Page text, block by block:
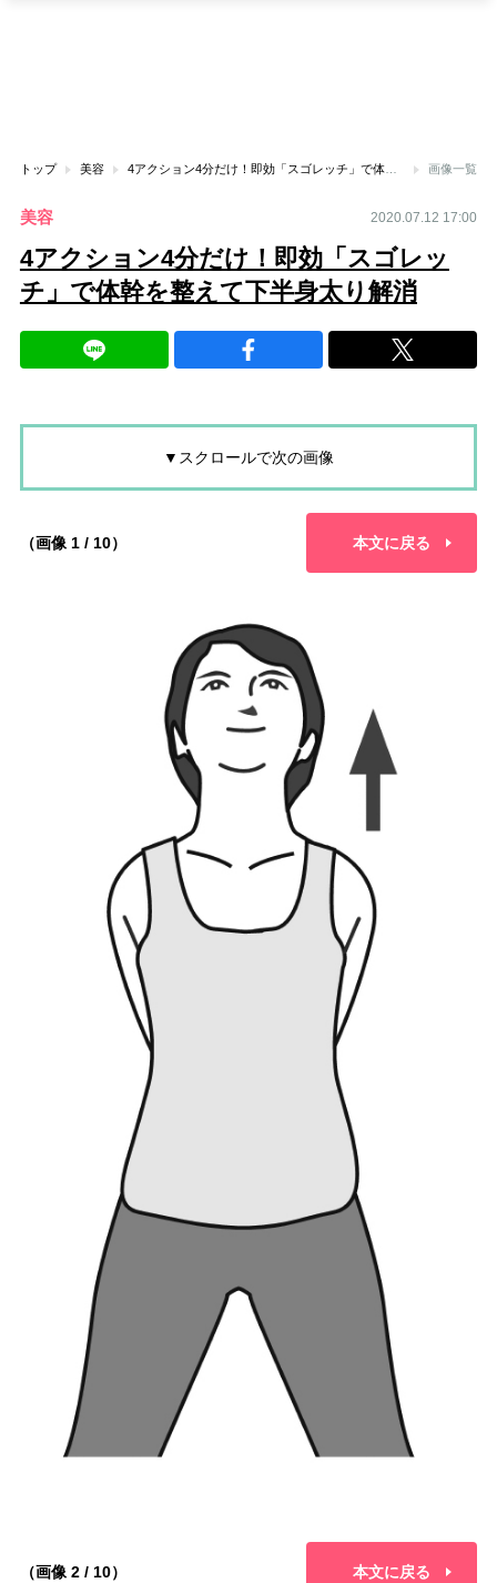
トップ 美容 4アクション4分だけ！即効「スゴレッチ」で体幹を整えて下半身太り解消 画像一覧
美容 2020.07.12 17:00
4アクション4分だけ！即効「スゴレッ
チ」で体幹を整えて下半身太り解消
▼スクロールで次の画像
（画像 1 / 10） 本文に戻る
（画像 2 / 10） 本文に戻る